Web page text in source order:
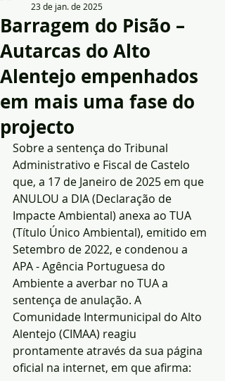
Barragem do Pisão –
Autarcas do Alto
Alentejo empenhados
em mais uma fase do
projecto
23 de jan. de 2025
Sobre a sentença do Tribunal
Administrativo e Fiscal de Castelo
que, a 17 de Janeiro de 2025 em que
ANULOU a DIA (Declaração de
Impacte Ambiental) anexa ao TUA
(Título Único Ambiental), emitido em
Setembro de 2022, e condenou a
APA - Agência Portuguesa do
Ambiente a averbar no TUA a
sentença de anulação. A
Comunidade Intermunicipal do Alto
Alentejo (CIMAA) reagiu
prontamente através da sua página
oficial na internet, em que afirma: